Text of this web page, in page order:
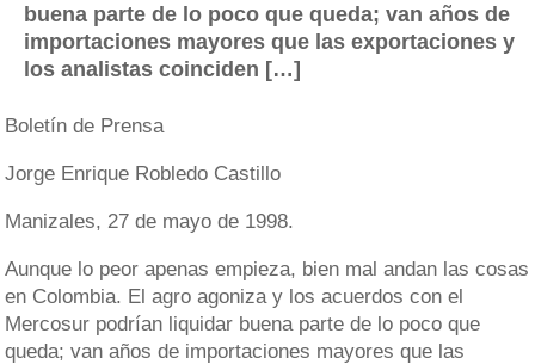
buena parte de lo poco que queda; van años de
importaciones mayores que las exportaciones y
los analistas coinciden […]
Boletín de Prensa
Jorge Enrique Robledo Castillo
Manizales, 27 de mayo de 1998.
Aunque lo peor apenas empieza, bien mal andan las cosas
en Colombia. El agro agoniza y los acuerdos con el
Mercosur podrían liquidar buena parte de lo poco que
queda; van años de importaciones mayores que las